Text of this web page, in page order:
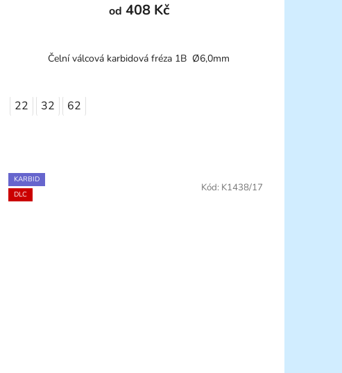
od 408 Kč
Čelní válcová karbidová fréza 1B Ø6,0mm
22 32 62
KARBID
DLC
Kód: K1438/17